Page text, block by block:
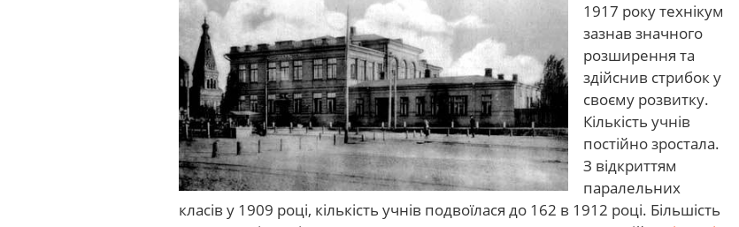
1917 року технікум
зазнав значного
розширення та
здійснив стрибок у
своєму розвитку.
Кількість учнів
постійно зростала.
З відкриттям
паралельних
класів у 1909 році, кількість учнів подвоїлася до 162 в 1912 році. Більшість